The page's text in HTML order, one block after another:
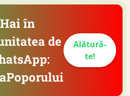
Hai în
de
Alătură-
te!